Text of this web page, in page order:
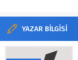
YAZAR BİLGİSİ